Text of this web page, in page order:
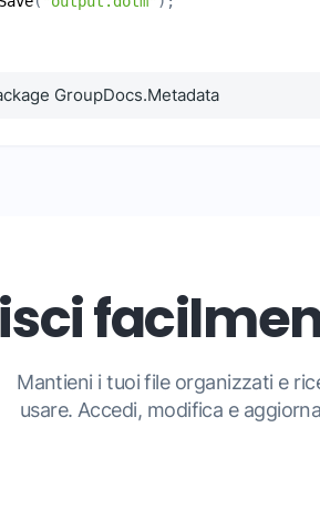
GroupDocs.Metadata
Mantieni i tuoi file organizzati e
usare. Accedi, modifica e